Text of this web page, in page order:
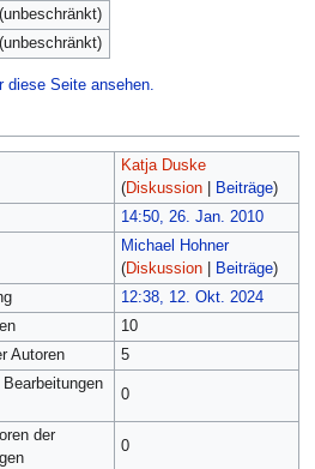
diese Seite ansehen.
Katja Duske
(Diskussion| Beiträge)
14:50, 26. Jan. 2010
Michael Hohner
(Diskussion| Beiträge)
12:38, 12. Okt. 2024
10
Autoren
5
0
der
0